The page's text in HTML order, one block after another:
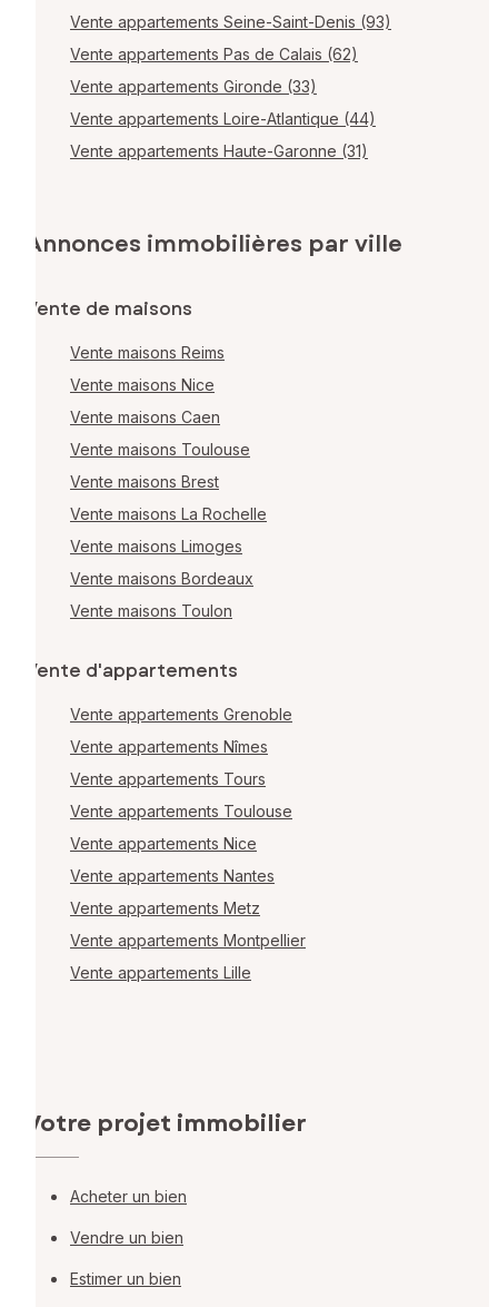
Vente appartements Seine-Saint-Denis (93)
Vente appartements Pas de Calais (62)
Vente appartements Gironde (33)
Vente appartements Loire-Atlantique (44)
Vente appartements Haute-Garonne (31)
Annonces immobilières par ville
Vente de maisons
Vente maisons Reims
Vente maisons Nice
Vente maisons Caen
Vente maisons Toulouse
Vente maisons Brest
Vente maisons La Rochelle
Vente maisons Limoges
Vente maisons Bordeaux
Vente maisons Toulon
Vente d'appartements
Vente appartements Grenoble
Vente appartements Nîmes
Vente appartements Tours
Vente appartements Toulouse
Vente appartements Nice
Vente appartements Nantes
Vente appartements Metz
Vente appartements Montpellier
Vente appartements Lille
Votre projet immobilier
Acheter un bien
Vendre un bien
Estimer un bien